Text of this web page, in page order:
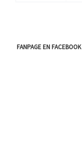
FANPAGE EN FACEBOOK